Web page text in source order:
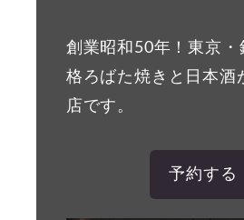
創業昭和50年！東京・
格ろばた焼きと日本酒
店です。
予約する